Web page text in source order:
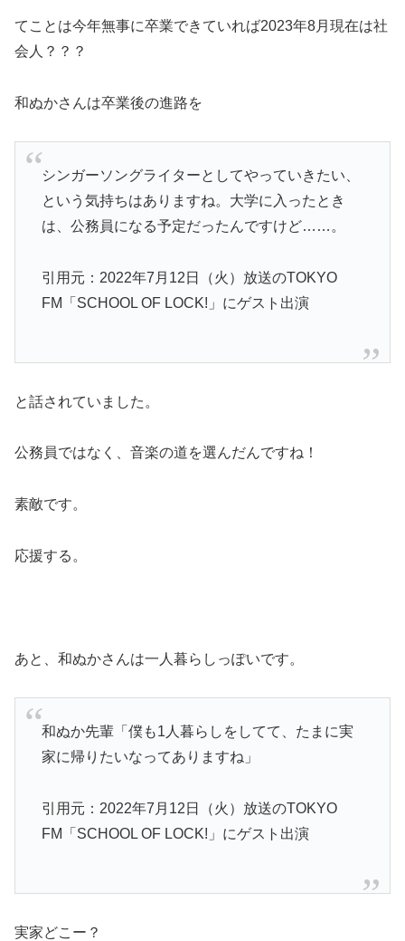
てことは今年無事に卒業できていれば2023年8月現在は社
会人？？？
和ぬかさんは卒業後の進路を
シンガーソングライターとしてやっていきたい、
という気持ちはありますね。大学に入ったとき
は、公務員になる予定だったんですけど……。
引用元：2022年7月12日（火）放送のTOKYO
FM「SCHOOL OF LOCK!」にゲスト出演
と話されていました。
公務員ではなく、音楽の道を選んだんですね！
素敵です。
応援する。
あと、和ぬかさんは一人暮らしっぽいです。
和ぬか先輩「僕も1人暮らしをしてて、たまに実
家に帰りたいなってありますね」
引用元：2022年7月12日（火）放送のTOKYO
FM「SCHOOL OF LOCK!」にゲスト出演
実家どこー？